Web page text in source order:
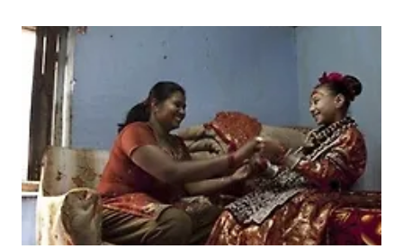
명이다. 연도 인구수 인구증감 유권자수 유권자수 증감 유권자수∕인구수（%）
2012 — — 18,086,455 764,833 — 2008 22,925,311 351,346
17,321,622 814,443 75.56% 2004 22,573,965 439,188
16,507,179 1,044,554 73.12% 2000 22,13..